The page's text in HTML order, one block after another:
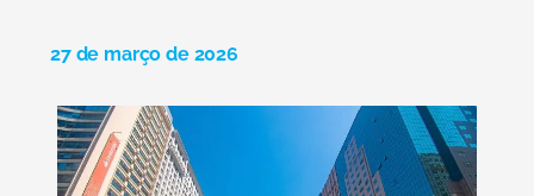
27 de março de 2026